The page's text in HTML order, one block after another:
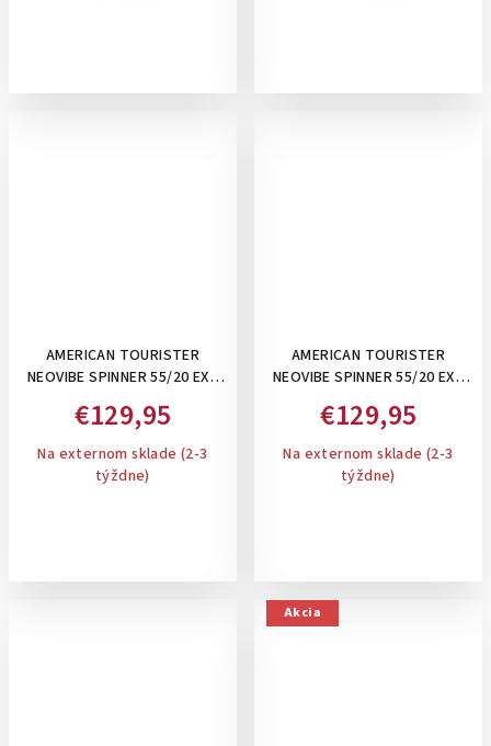
AMERICAN TOURISTER
NEOVIBE SPINNER 55/20 EXP
PRÍRUČNÝ KUFOR
ROZŠÍRITEĽNÝ
€129,95
Na externom sklade (2-3
týždne)
AMERICAN TOURISTER
NEOVIBE SPINNER 55/20 EXP
KUFOR ROZŠÍRITEĽNÝ
€129,95
Na externom sklade (2-3
týždne)
Akcia